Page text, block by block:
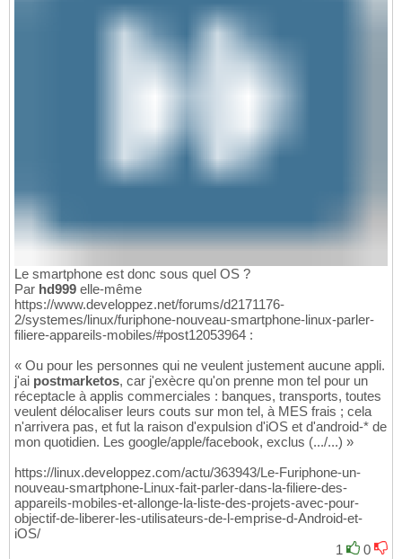
Le smartphone est donc sous quel OS ?
Par hd999 elle-même
https://www.developpez.net/forums/d2171176-
2/systemes/linux/furiphone-nouveau-smartphone-linux-parler-
filiere-appareils-mobiles/#post12053964 :
« Ou pour les personnes qui ne veulent justement aucune appli.
j'ai postmarketos, car j'exècre qu'on prenne mon tel pour un
réceptacle à applis commerciales : banques, transports, toutes
veulent délocaliser leurs couts sur mon tel, à MES frais ; cela
n'arrivera pas, et fut la raison d'expulsion d'iOS et d'android-* de
mon quotidien. Les google/apple/facebook, exclus (.../...) »
https://linux.developpez.com/actu/363943/Le-Furiphone-un-
nouveau-smartphone-Linux-fait-parler-dans-la-filiere-des-
appareils-mobiles-et-allonge-la-liste-des-projets-avec-pour-
objectif-de-liberer-les-utilisateurs-de-l-emprise-d-Android-et-
iOS/
1
0